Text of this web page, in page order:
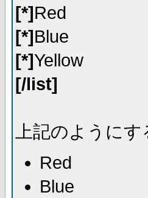
[*]Red
[*]Blue
[*]Yellow
[/list]
上記のように
Red
Blue